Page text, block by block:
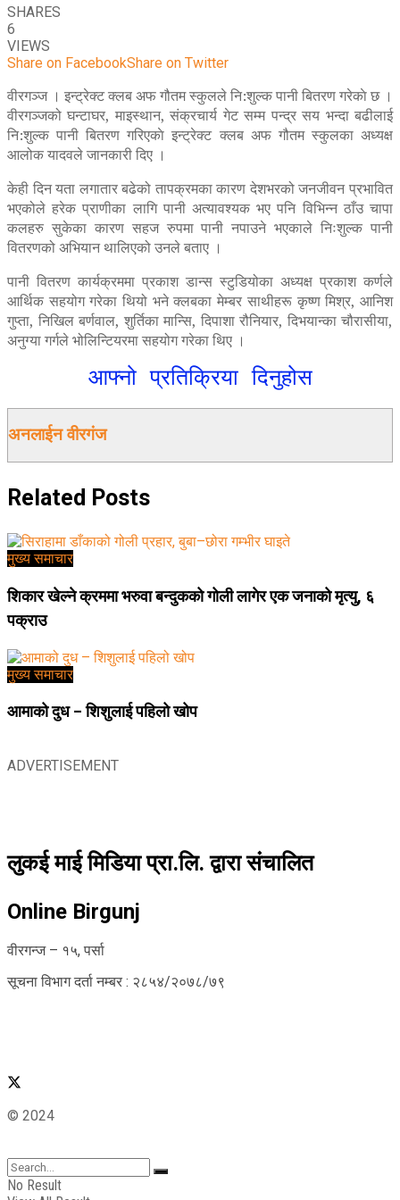
SHARES
6
VIEWS
Share on FacebookShare on Twitter
वीरगञ्ज । इन्ट्रेक्ट क्लब अफ गौतम स्कुलले नि:शुल्क पानी बितरण गरेकाे छ ।
वीरगञ्जको घन्टाघर, माइस्थान, संक्रचार्य गेट सम्म पन्द्र सय भन्दा बढीलाई
नि:शुल्क पानी बितरण गरिएकाे इन्ट्रेक्ट क्लब अफ गौतम स्कुलका अध्यक्ष
आलोक यादवले जानकारी दिए ।
केही दिन यता लगातार बढेको तापक्रमका कारण देशभरको जनजीवन प्रभावित
भएकोले हरेक प्राणीका लागि पानी अत्यावश्यक भए पनि विभिन्न ठाँउ चापा
कलहरु सुकेका कारण सहज रुपमा पानी नपाउने भएकाले निःशुल्क पानी
वितरणको अभियान थालिएको उनले बताए ।
पानी वितरण कार्यक्रममा प्रकाश डान्स स्टुडियोका अध्यक्ष प्रकाश कर्णले
आर्थिक सहयोग गरेका थियो भने क्लबका मेम्बर साथीहरू कृष्ण मिश्र, आनिश
गुप्ता, निखिल बर्णवाल, शुर्तिका मान्सि, दिपाशा रौनियार, दिभयान्का चौरासीया,
अनुग्या गर्गले भोलिन्टियरमा सहयोग गरेका थिए ।
आफ्नो प्रतिक्रिया दिनुहोस
अनलाईन वीरगंज
Related Posts
मुख्य समाचार
शिकार खेल्ने क्रममा भरुवा बन्दुकको गोली लागेर एक जनाको मृत्यु, ६
पक्राउ
मुख्य समाचार
आमाको दुध – शिशुलाई पहिलो खोप
ADVERTISEMENT
लुकई माई मिडिया प्रा.लि. द्वारा संचालित
Online Birgunj
वीरगन्ज – १५, पर्सा
सूचना विभाग दर्ता नम्बर : २८५४/२०७८/७९
© 2024
No Result